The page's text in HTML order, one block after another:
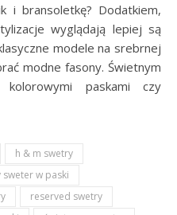
i bransoletkę? Dodatkiem,
wyglądają lepiej są
modele na srebrnej
modne fasony. Świetnym
paskami czy
h & m swetry
w paski
reserved swetry